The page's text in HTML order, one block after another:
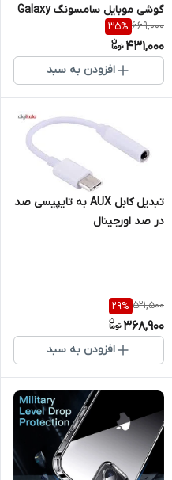
گوشی موبایل سامسونگ Galaxy
S21 FE
669,000
35%
431,000
افزودن به سبد
تبدیل کابل AUX به تایپیسی صد
در صد اورجینال
521,500
29%
368,900
افزودن به سبد